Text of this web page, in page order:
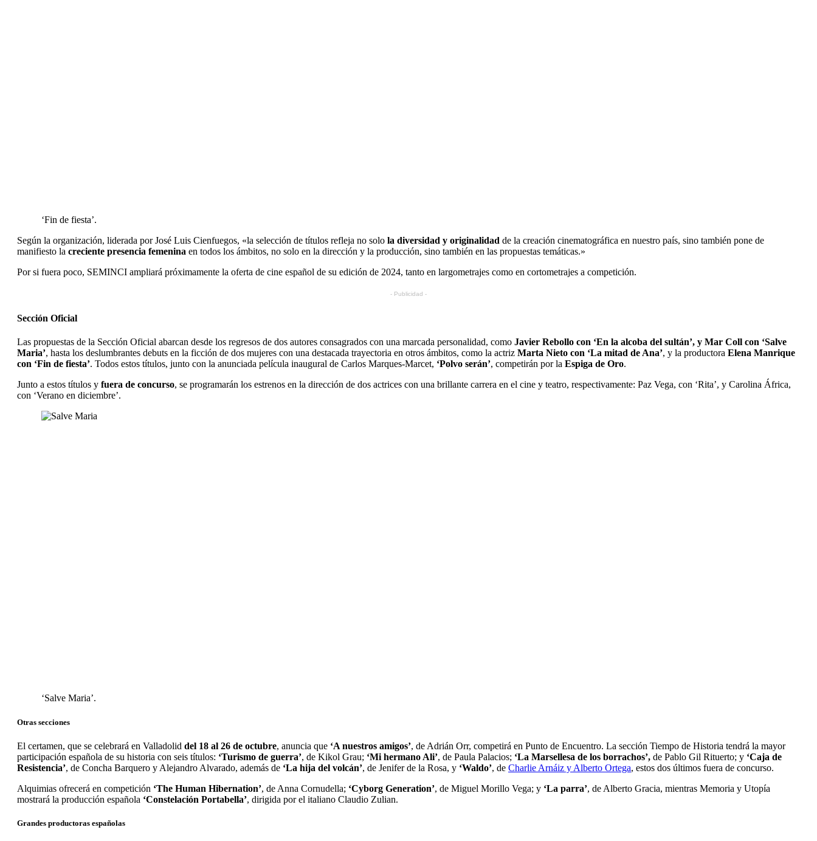
‘Fin de fiesta’.
Según la organización, liderada por José Luis Cienfuegos, «la selección de títulos refleja no solo la diversidad y originalidad de la creación cinematográfica en nuestro país, sino también pone de
manifiesto la creciente presencia femenina en todos los ámbitos, no solo en la dirección y la producción, sino también en las propuestas temáticas.»
Por si fuera poco, SEMINCI ampliará próximamente la oferta de cine español de su edición de 2024, tanto en largometrajes como en cortometrajes a competición.
- Publicidad -
Sección Oficial
Las propuestas de la Sección Oficial abarcan desde los regresos de dos autores consagrados con una marcada personalidad, como Javier Rebollo con ‘En la alcoba del sultán’, y Mar Coll con ‘Salve
Maria’, hasta los deslumbrantes debuts en la ficción de dos mujeres con una destacada trayectoria en otros ámbitos, como la actriz Marta Nieto con ‘La mitad de Ana’, y la productora Elena Manrique
con ‘Fin de fiesta’. Todos estos títulos, junto con la anunciada película inaugural de Carlos Marques-Marcet, ‘Polvo serán’, competirán por la Espiga de Oro.
Junto a estos títulos y fuera de concurso, se programarán los estrenos en la dirección de dos actrices con una brillante carrera en el cine y teatro, respectivamente: Paz Vega, con ‘Rita’, y Carolina África,
con ‘Verano en diciembre’.
‘Salve Maria’.
Otras secciones
El certamen, que se celebrará en Valladolid del 18 al 26 de octubre, anuncia que ‘A nuestros amigos’, de Adrián Orr, competirá en Punto de Encuentro. La sección Tiempo de Historia tendrá la mayor
participación española de su historia con seis títulos: ‘Turismo de guerra’, de Kikol Grau; ‘Mi hermano Ali’, de Paula Palacios; ‘La Marsellesa de los borrachos’, de Pablo Gil Rituerto; y ‘Caja de
Resistencia’, de Concha Barquero y Alejandro Alvarado, además de ‘La hija del volcán’, de Jenifer de la Rosa, y ‘Waldo’, de Charlie Arnáiz y Alberto Ortega, estos dos últimos fuera de concurso.
Alquimias ofrecerá en competición ‘The Human Hibernation’, de Anna Cornudella; ‘Cyborg Generation’, de Miguel Morillo Vega; y ‘La parra’, de Alberto Gracia, mientras Memoria y Utopía
mostrará la producción española ‘Constelación Portabella’, dirigida por el italiano Claudio Zulian.
Grandes productoras españolas